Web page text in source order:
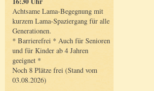
Achtsame Lama-Begegnung mit
kurzem Lama-Spaziergang für alle
Generationen.
* Barrierefrei * Auch für Senioren
und für Kinder ab 4 Jahren
geeignet *
Noch 8 Plätze frei (Stand vom
03.08.2026)